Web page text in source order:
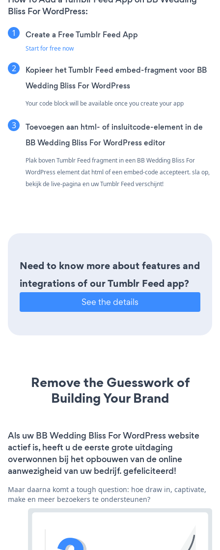
Bliss For WordPress:
Create a Free Tumblr Feed App
Start for free now
Kopieer het Tumblr Feed embed-fragment voor BB
Wedding Bliss For WordPress
Your code block will be available once you create your app
Toevoegen aan html- of insluitcode-element in de
BB Wedding Bliss For WordPress editor
Plak boven Tumblr Feed fragment in een BB Wedding Bliss For
WordPress element dat html of een embed-code accepteert. sla op,
bekijk de live-pagina en uw Tumblr Feed verschijnt!
Need to know more about features and
integrations of our Tumblr Feed app?
See the details
Remove the Guesswork of
Building Your Brand
Als uw BB Wedding Bliss For WordPress website
actief is, heeft u de eerste grote uitdaging
overwonnen bij het opbouwen van de online
aanwezigheid van uw bedrijf. gefeliciteerd!
Maar daarna komt a tough question: hoe draw in, captivate,
make en meer bezoekers te ondersteunen?